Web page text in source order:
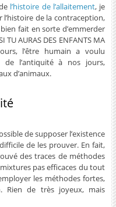
l’histoire de l’allaitement, je
de la contraception,
fait en sorte d’emmerder
AURAS DES ENFANTS MA
l’être humain a voulu
de l’antiquité à nos jours,
d’animaux.
de supposer l’existence
de les prouver. En fait,
des traces de méthodes
pas efficaces du tout
les méthodes fortes,
Rien de très joyeux, mais